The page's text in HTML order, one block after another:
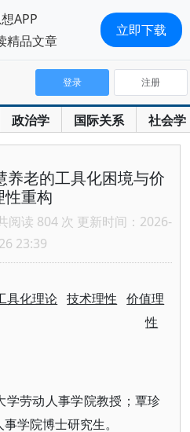
政治学 国际关系 社会学
登录 注册
养老的工具化困境与价
性重构
阅读 804 次 更新时间：2026-
23:39
具化理论 技术理性
价值理
性
学劳动人事学院教授；覃珍
学院博士研究生。
APP
精品文章
立即下载